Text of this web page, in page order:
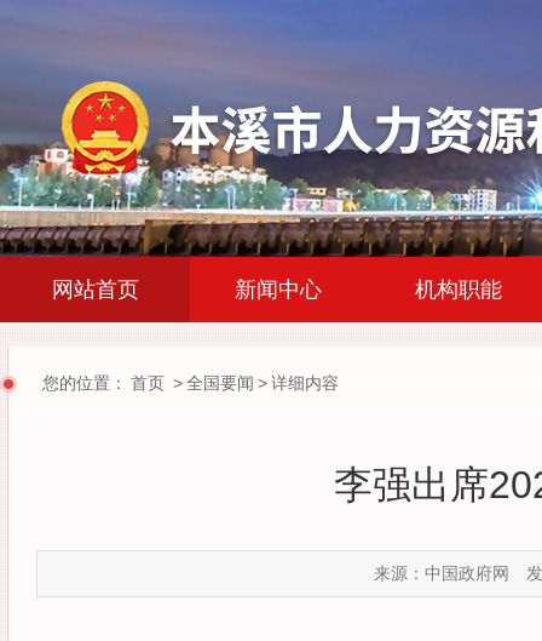
网站首页 新闻中心 机构职能
您的位置： 首页 >全国要闻 >详细内容
李强出席
来源：中国政府网